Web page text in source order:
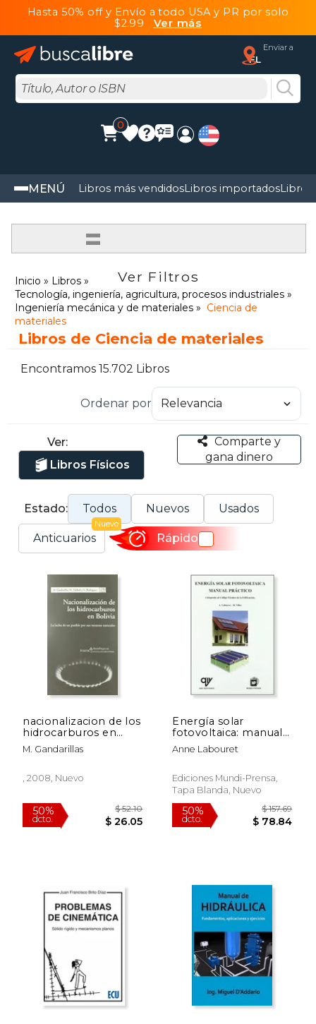
Hasta 50% off y Envío a todo USA y PR por solo
$2.99 Ver más
Enviar a
FL
0
MENÚ Libros más vendidosLibros importadosLibros
=
Ver Filtros
Inicio
Libros
Tecnología, ingeniería, agricultura, procesos industriales
Ingeniería mecánica y de materiales
Ciencia de
materiales
Libros de Ciencia de materiales
Encontramos 15.702 Libros
Ordenar por
Ver:
Libros Físicos
Comparte y
gana dinero
Estado: Todos Nuevos Usados
Anticuarios
Nuevo
Rápido
nacionalizacion de los
hidrocarburos en
bolivia
M. Gandarillas
, 2008, Nuevo
50%
dcto. $ 26.05
Energía solar
fotovoltaica: manual
práctico (Adaptado al
código técnico de la
Anne Labouret
Ediciones Mundi-Prensa,
Tapa Blanda, Nuevo
50%
dcto.